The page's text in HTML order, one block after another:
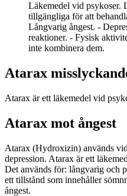
Läkemedel vid psykoser.
tillgängliga för att
Långvarig ångest. -
reaktioner. - Fysisk
inte kombinera dem.
Atarax
Atarax är ett läkemedel vid
Atarax mot ångest
Atarax (Hydroxizin) används
depression. Atarax är ett
Det används för: långvarig och
ett tillstånd som innehåller
ångest.